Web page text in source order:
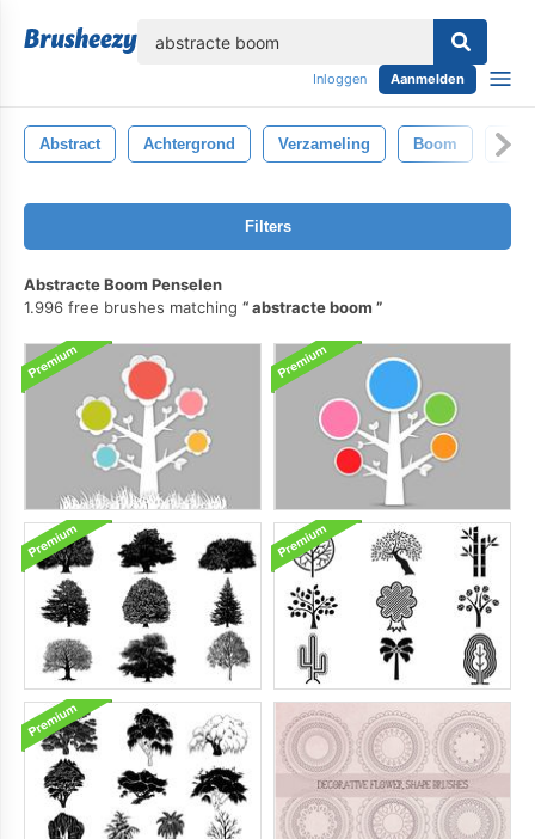
Inloggen Aanmelden
Abstract Achtergrond Verzameling Boom Wit
Filters
Abstracte Boom Penselen
1.996 free brushes matching
abstracte boom